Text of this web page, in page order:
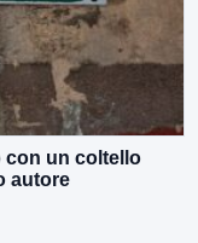
con un coltello
autore